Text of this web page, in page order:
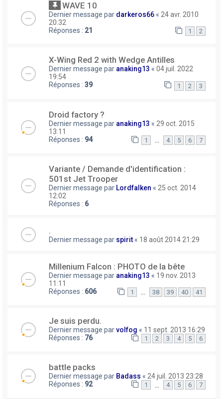
WAVE 10
Dernier message par darkeros66 « 24 avr. 2010
20:32
Réponses : 21 1 2
X-Wing Red 2 with Wedge Antilles
Dernier message par anaking13 « 04 juil. 2022
19:54
Réponses : 39 1 2 3
Droid factory ?
Dernier message par anaking13 « 29 oct. 2015
13:11
Réponses : 94 1 4 5 6 7
Variante / Demande d'identification :
501st Jet Trooper
Dernier message par Lordfalken « 25 oct. 2014
12:02
Réponses : 6
.
Dernier message par spirit « 18 août 2014 21:29
Millenium Falcon : PHOTO de la bête
Dernier message par anaking13 « 19 nov. 2013
11:11
Réponses : 606 1 38 39 40 41
Je suis perdu.
Dernier message parvolfog « 11 sept. 2013 16:29
Réponses : 76 1 2 3 4 5 6
battle packs
Dernier message par Badass « 24 juil. 2013 23:28
Réponses : 92 1 4 5 6 7